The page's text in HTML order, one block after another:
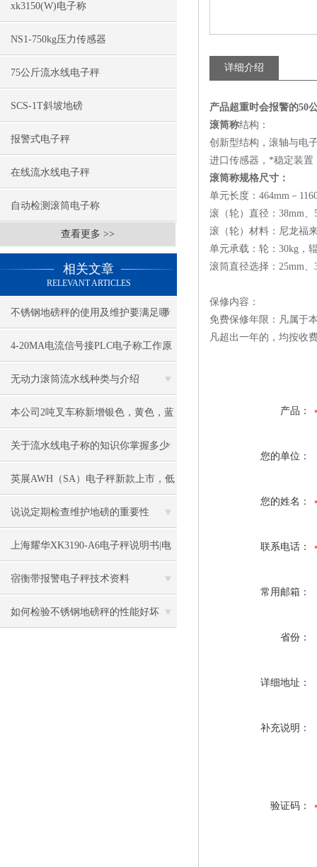
xk3150(W)电子称
NS1-750kg压力传感器
75公斤流水线电子秤
SCS-1T斜坡地磅
报警式电子秤
在线流水线电子秤
自动检测滚筒电子称
查看更多 >>
相关文章
RELEVANT ARTICLES
不锈钢地磅秤的使用及维护要满足哪
些要求
4-20MA电流信号接PLC电子称工作原
理
无动力滚筒流水线种类与介绍
本公司2吨叉车称新增银色，黄色，蓝
色，黑色可选
关于流水线电子称的知识你掌握多少
英展AWH（SA）电子秤新款上市，低
价冲市场
说说定期检查维护地磅的重要性
上海耀华XK3190-A6电子秤说明书|电
子秤|电子叉车称|磅秤
宿衡带报警电子秤技术资料
如何检验不锈钢地磅秤的性能好坏
详细介绍
产品超重时会报警的50
滚筒称结构：
创新型结构，滚轴与电
进口传感器，*稳定装置
滚筒称规格尺寸：
单元长度：464mm－
滚（轮）直径：38mm、
滚（轮）材料：尼龙福
单元承载：轮：30kg，
滚筒直径选择：25mm、
保修内容：
免费保修年限：凡属于
凡超出一年的，均按收
产品：
您的单位：
您的姓名：
联系电话：
常用邮箱：
省份：
详细地址：
补充说明：
验证码：